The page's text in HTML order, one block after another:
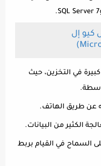
إل
في التخزين، حيث
عن طريق الهاتف.
الكثير من البيانات.
السماح في القيام بربط